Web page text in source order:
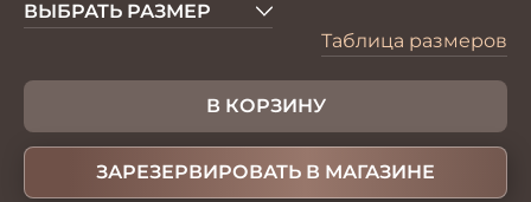
ВЫБРАТЬ РАЗМЕР
Таблица размеров
В КОРЗИНУ
ЗАРЕЗЕРВИРОВАТЬ В МАГАЗИНЕ